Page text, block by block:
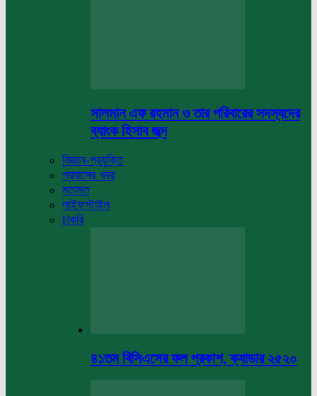
সালমান এফ রহমান ও তার পরিবারের সদস্যদের
ব্যাংক হিসাব জব্দ
বিজ্ঞান-প্রযুক্তি
প্রবাসের খবর
মতামত
লাইফস্টাইল
চাকরি
৪১তম বিসিএসের ফল প্রকাশ, ক্যাডার ২৫২০